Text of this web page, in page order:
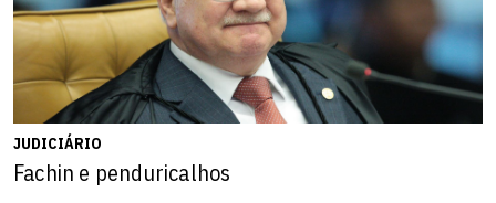
JUDICIÁRIO
Fachin e penduricalhos